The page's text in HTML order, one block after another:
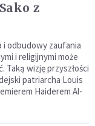
z
i odbudowy zaufania
i religijnymi może
wizję przyszłości
patriarcha Louis
Haiderem Al-